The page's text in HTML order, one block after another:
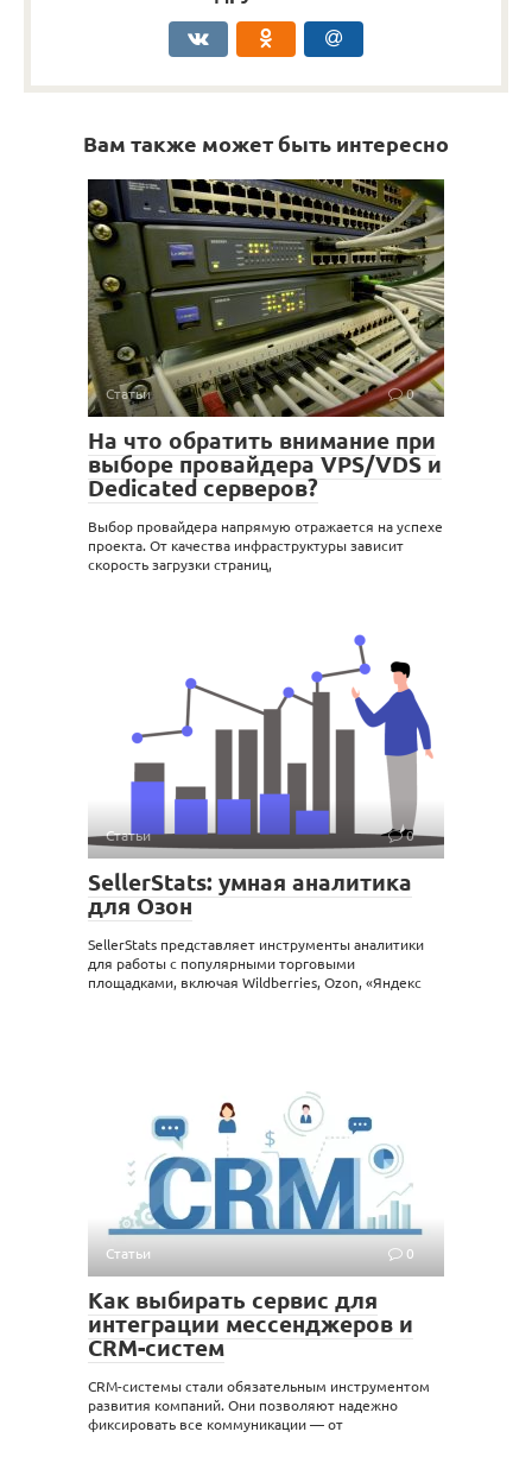
Вам также может быть интересно
Статьи 0
На что обратить внимание при
выборе провайдера VPS/VDS и
Dedicated серверов?
Выбор провайдера напрямую отражается на успехе
проекта. От качества инфраструктуры зависит
скорость загрузки страниц,
Статьи 0
SellerStats: умная аналитика
для Озон
SellerStats представляет инструменты аналитики
для работы с популярными торговыми
площадками, включая Wildberries, Ozon, «Яндекс
Статьи 0
Как выбирать сервис для
интеграции мессенджеров и
CRM-систем
CRM-системы стали обязательным инструментом
развития компаний. Они позволяют надежно
фиксировать все коммуникации — от